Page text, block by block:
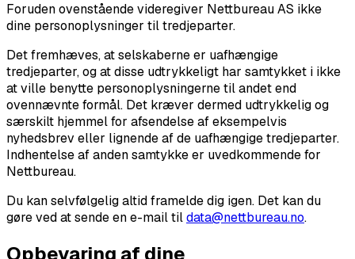
Foruden ovenstående videregiver Nettbureau AS ikke
dine personoplysninger til tredjeparter.
Det fremhæves, at selskaberne er uafhængige
tredjeparter, og at disse udtrykkeligt har samtykket i ikke
at ville benytte personoplysningerne til andet end
ovennævnte formål. Det kræver dermed udtrykkelig og
særskilt hjemmel for afsendelse af eksempelvis
nyhedsbrev eller lignende af de uafhængige tredjeparter.
Indhentelse af anden samtykke er uvedkommende for
Nettbureau.
Du kan selvfølgelig altid framelde dig igen. Det kan du
gøre ved at sende en e-mail tildata@nettbureau.no.
Opbevaring af dine